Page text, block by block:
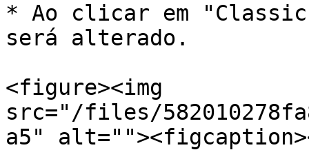
* Ao clicar em
será alterado.
<figure><img
src="/files/
a5"